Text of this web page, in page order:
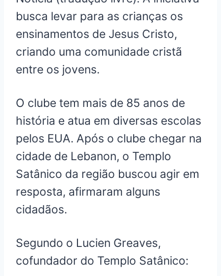
busca levar para as crianças os
ensinamentos de Jesus Cristo,
criando uma comunidade cristã
entre os jovens.
O clube tem mais de 85 anos de
história e atua em diversas escolas
pelos EUA. Após o clube chegar na
cidade de Lebanon, o Templo
Satânico da região buscou agir em
resposta, afirmaram alguns
cidadãos.
Segundo o Lucien Greaves,
cofundador do Templo Satânico: